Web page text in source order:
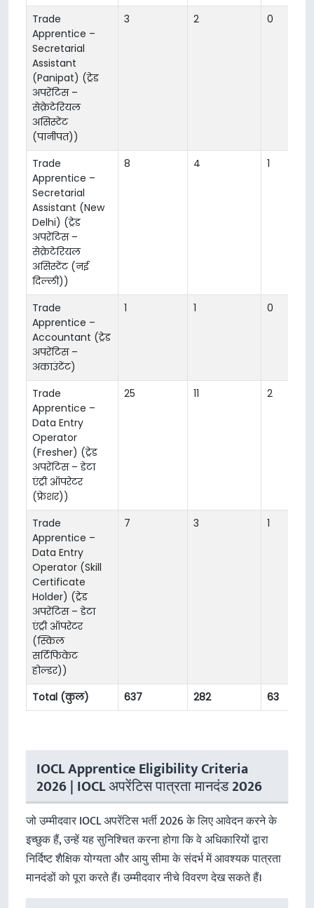
Trade
Apprentice –
Secretarial
Assistant
(Panipat) (ट्रेड
अपरेंटिस –
सेक्रेटेरियल
असिस्टेंट
(पानीपत))
3 2 0
Trade
Apprentice –
Secretarial
Assistant (New
Delhi) (ट्रेड
अपरेंटिस –
सेक्रेटेरियल
असिस्टेंट (नई
दिल्ली))
8 4 1
Trade
Apprentice –
Accountant (ट्रेड
अपरेंटिस –
अकाउंटेंट)
1 1 0
Trade
Apprentice –
Data Entry
Operator
(Fresher) (ट्रेड
अपरेंटिस – डेटा
एंट्री ऑपरेटर
(फ्रेशर))
25 11 2
Trade
Apprentice –
Data Entry
Operator (Skill
Certificate
Holder) (ट्रेड
अपरेंटिस – डेटा
एंट्री ऑपरेटर
(स्किल
सर्टिफिकेट
होल्डर))
7 3 1
Total (कुल) 637 282 63
IOCL Apprentice Eligibility Criteria
2026 | IOCL अपरेंटिस पात्रता मानदंड 2026
जो उम्मीदवार IOCL अपरेंटिस भर्ती 2026 के लिए आवेदन करने के
इच्छुक हैं, उन्हें यह सुनिश्चित करना होगा कि वे अधिकारियों द्वारा
निर्दिष्ट शैक्षिक योग्यता और आयु सीमा के संदर्भ में आवश्यक पात्रता
मानदंडों को पूरा करते हैं। उम्मीदवार नीचे विवरण देख सकते हैं।